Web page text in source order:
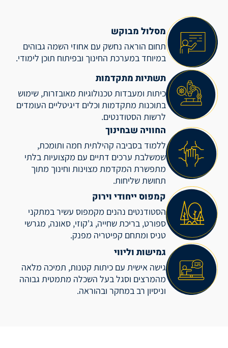
מסלול מבוקש
תחום הוראה נחשק עם אחוזי השמה גבוהים
במיוחד במערכת החינוך ובפיתוח תוכן לימודי.
תשתיות מתקדמות
כיתות ומעבדות טכנולוגיות מאובזרות, שימוש
בתוכנות מתקדמות וכלים דיגיטליים העומדים
לרשות הסטודנטים.
החוויה שבחינוך
ללמוד בסביבה קהילתית חמה ותומכת,
שמשלבת ערכים דתיים עם מקצועיות בלתי
מתפשרת המקדמת מצוינות וחינוך מתוך
תחושת שליחות.
קמפוס ייחודי וירוק
הסטודנטים נהנים מקמפוס עשיר במתקני
ספורט, בריכת שחייה, ג'קוזי, סאונה, מגרשי
טניס ומתחם קפיטריה מפנק.
גמישות וליווי
גישה אישית עם כיתות קטנות, תמיכה מלאה
מהמרצים וסגל בעל השכלה מתמטית גבוהה
וניסיון רב במחקר ובהוראה.